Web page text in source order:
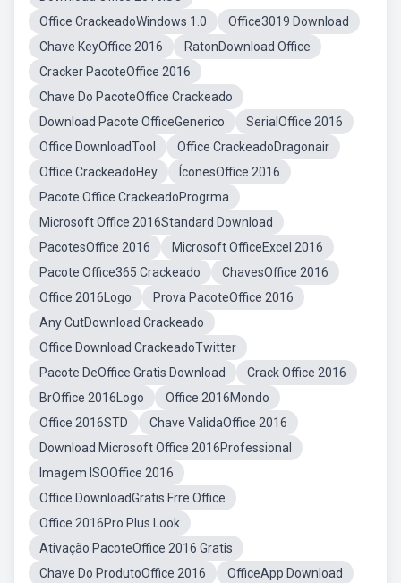
Office CrackeadoWindows 1.0
Office3019 Download
Chave KeyOffice 2016
RatonDownload Office
Cracker PacoteOffice 2016
Chave Do PacoteOffice Crackeado
Download Pacote OfficeGenerico
SerialOffice 2016
Office DownloadTool
Office CrackeadoDragonair
Office CrackeadoHey
ÍconesOffice 2016
Pacote Office CrackeadoProgrma
Microsoft Office 2016Standard Download
PacotesOffice 2016
Microsoft OfficeExcel 2016
Pacote Office365 Crackeado
ChavesOffice 2016
Office 2016Logo
Prova PacoteOffice 2016
Any CutDownload Crackeado
Office Download CrackeadoTwitter
Pacote DeOffice Gratis Download
Crack Office 2016
BrOffice 2016Logo
Office 2016Mondo
Office 2016STD
Chave ValidaOffice 2016
Download Microsoft Office 2016Professional
Imagem ISOOffice 2016
Office DownloadGratis Frre Office
Office 2016Pro Plus Look
Ativação PacoteOffice 2016 Gratis
Chave Do ProdutoOffice 2016
OfficeApp Download